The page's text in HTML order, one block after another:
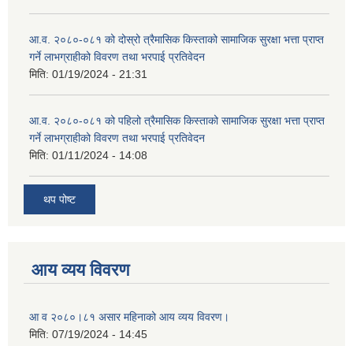
आ.व. २०८०-०८१ को दोस्रो त्रैमासिक किस्ताको सामाजिक सुरक्षा भत्ता प्राप्त
गर्ने लाभग्राहीको विवरण तथा भरपाई प्रतिवेदन
मिति: 01/19/2024 - 21:31
आ.व. २०८०-०८१ को पहिलो त्रैमासिक किस्ताको सामाजिक सुरक्षा भत्ता प्राप्त
गर्ने लाभग्राहीको विवरण तथा भरपाई प्रतिवेदन
मिति: 01/11/2024 - 14:08
थप पोष्ट
आय व्यय विवरण
आ व २०८०।८१ असार महिनाको आय व्यय विवरण।
मिति: 07/19/2024 - 14:45